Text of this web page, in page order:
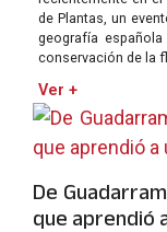
de Plantas, un
geografía
conservación de la
Ver +
De
que aprendió